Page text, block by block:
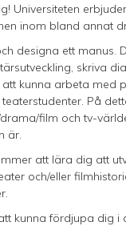
Universiteten
inom bland annat
designa ett manus.
skriva
kunna arbeta med
På
film och tv-
är.
att lära dig att
och/eller
kunna fördjupa dig i